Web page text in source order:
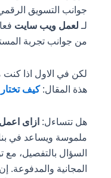
جوانب التسويق الرقمي،
لـلعمل ويب سايت
من جوانب تجربة
لكن في الاول اذا كنت
هذة المقال:كيف تختار
هل تتساءل:ازاى
ملموسة ويساعد في
السؤال بالتفصيل، مع
المجانية والمدفوعة. إن